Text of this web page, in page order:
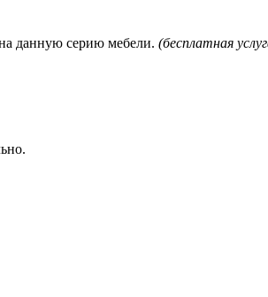
данную серию мебели. (бесплатная